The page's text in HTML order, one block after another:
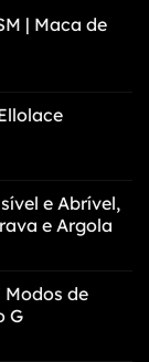
| Maca de
e Abrível,
e Argola
Modos de
G